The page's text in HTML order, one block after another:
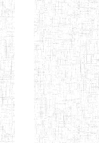
Afficher
ENIEG PRIVEE
MERE
THERESA
ENIEG COSBIE
ENIEG STAR
ENIEG MEVEC